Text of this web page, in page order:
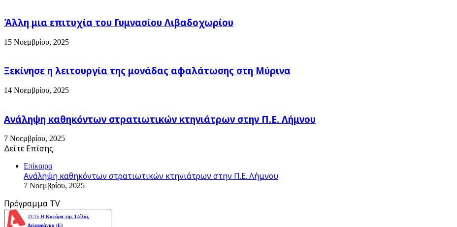
Άλλη μια επιτυχία του Γυμνασίου Λιβαδοχωρίου
15 Νοεμβρίου, 2025
Ξεκίνησε η λειτουργία της μονάδας αφαλάτωσης στη Μύρινα
14 Νοεμβρίου, 2025
Ανάληψη καθηκόντων στρατιωτικών κτηνιάτρων στην Π.Ε. Λήμνου
7 Νοεμβρίου, 2025
Δείτε Επίσης
Επίκαιρα
Ανάληψη καθηκόντων στρατιωτικών κτηνιάτρων στην Π.Ε. Λήμνου
7 Νοεμβρίου, 2025
Πρόγραμμα TV